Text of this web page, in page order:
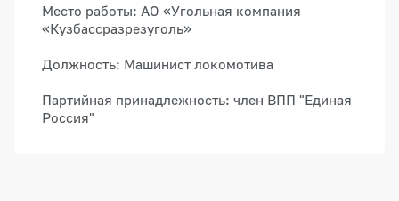
Место работы: АО «Угольная компания
«Кузбассразрезуголь»
Должность: Машинист локомотива
Партийная принадлежность: член ВПП "Единая
Россия"